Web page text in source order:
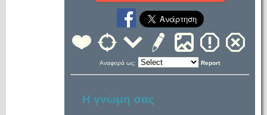
Αναφορά ως: Report
Η γνώμη σας